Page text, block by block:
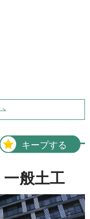
キープする
一般土工